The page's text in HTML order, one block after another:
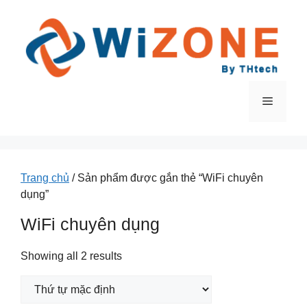
Menu
Trang chủ / Sản phẩm được gắn thẻ “WiFi chuyên
dụng”
WiFi chuyên dụng
Showing all 2 results